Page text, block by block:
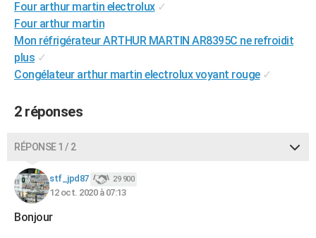
Destinations
City break
Voyage nature
Voyage de noces
Forum
Climat
+PHOTO
GUIDES D'ACHAT
BONS PLANS
COPAINS D'AVANT
S'inscrire
Se connecter
Lycées
Collèges
Primaires
Universités
Entreprises
Service militaire
Avis de recherche
AVIS DE DÉCÈS
Four arthur martin electrolux ✓
Four arthur martin
Mon réfrigérateur ARTHUR MARTIN AR8395C ne refroidit
plus ✓
Congélateur arthur martin electrolux voyant rouge ✓
2 réponses
RÉPONSE 1 / 2
stf_jpd87 29 900
12 oct. 2020 à 07:13
Bonjour